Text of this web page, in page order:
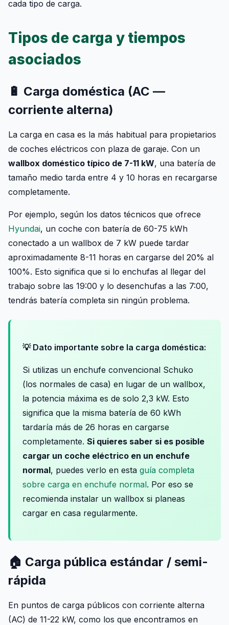
cada tipo de carga.
Tipos de carga y tiempos
asociados
🔋 Carga doméstica (AC —
corriente alterna)
La carga en casa es la más habitual para propietarios
de coches eléctricos con plaza de garaje. Con un
wallbox doméstico típico de 7-11 kW, una batería de
tamaño medio tarda entre 4 y 10 horas en recargarse
completamente.
Por ejemplo, según los datos técnicos que ofrece
Hyundai, un coche con batería de 60-75 kWh
conectado a un wallbox de 7 kW puede tardar
aproximadamente 8-11 horas en cargarse del 20% al
100%. Esto significa que si lo enchufas al llegar del
trabajo sobre las 19:00 y lo desenchufas a las 7:00,
tendrás batería completa sin ningún problema.
💡 Dato importante sobre la carga doméstica:
Si utilizas un enchufe convencional Schuko
(los normales de casa) en lugar de un wallbox,
la potencia máxima es de solo 2,3 kW. Esto
significa que la misma batería de 60 kWh
tardaría más de 26 horas en cargarse
completamente. Si quieres saber si es posible
cargar un coche eléctrico en un enchufe
normal, puedes verlo en esta guía completa
sobre carga en enchufe normal. Por eso se
recomienda instalar un wallbox si planeas
cargar en casa regularmente.
🏠 Carga pública estándar / semi-
rápida
En puntos de carga públicos con corriente alterna
(AC) de 11-22 kW, como los que encontramos en